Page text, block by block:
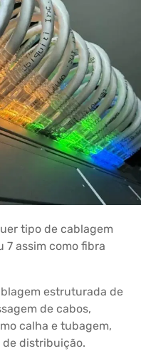
tipo de cablagem
7 assim como fibra
estruturada de
de cabos,
calha e tubagem,
de distribuição.